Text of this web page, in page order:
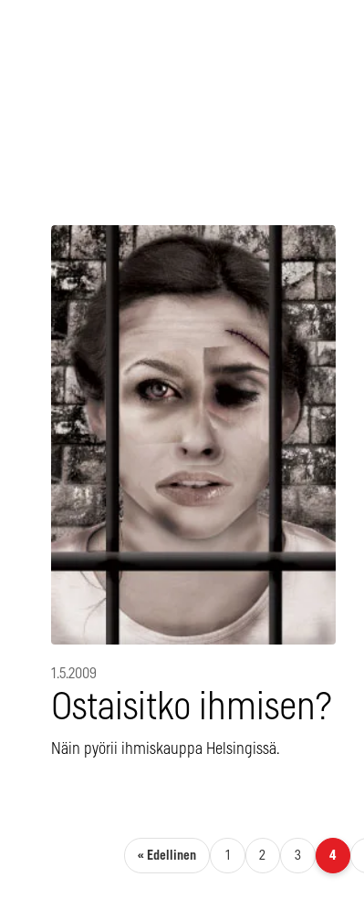
1.5.2009
Ostaisitko ihmisen?
Näin pyörii ihmiskauppa Helsingissä.
Artikkelien sivutus
« Edellinen 1 2 3 4